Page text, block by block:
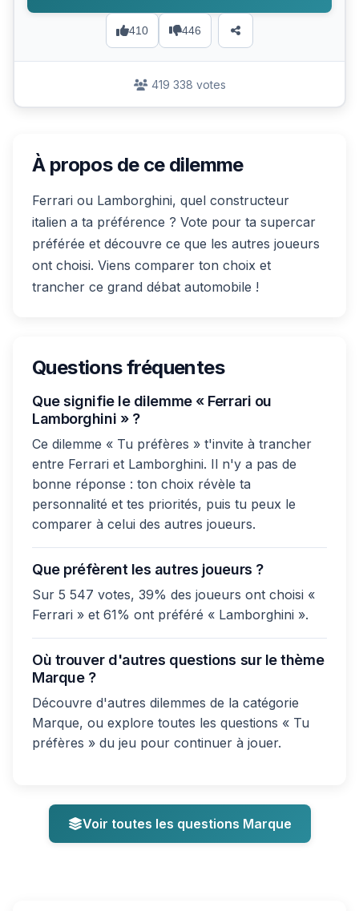
410 446
419 338 votes
À propos de ce dilemme
Ferrari ou Lamborghini, quel constructeur
italien a ta préférence ? Vote pour ta supercar
préférée et découvre ce que les autres joueurs
ont choisi. Viens comparer ton choix et
trancher ce grand débat automobile !
Questions fréquentes
Que signifie le dilemme « Ferrari ou
Lamborghini » ?
Ce dilemme « Tu préfères » t'invite à trancher
entre Ferrari et Lamborghini. Il n'y a pas de
bonne réponse : ton choix révèle ta
personnalité et tes priorités, puis tu peux le
comparer à celui des autres joueurs.
Que préfèrent les autres joueurs ?
Sur 5 547 votes, 39% des joueurs ont choisi «
Ferrari » et 61% ont préféré « Lamborghini ».
Où trouver d'autres questions sur le thème
Marque ?
Découvre d'autres dilemmes de la catégorie
Marque, ou explore toutes les questions « Tu
préfères » du jeu pour continuer à jouer.
Voir toutes les questions Marque